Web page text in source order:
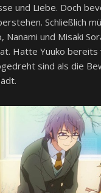
und Liebe. Doch
Schließlich
und Misaki
Hatte Yuuko
sind als die